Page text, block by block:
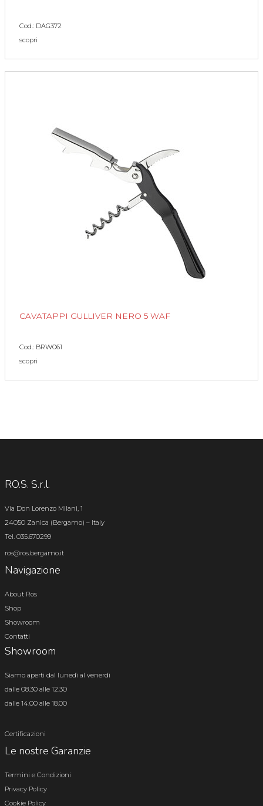
Cod.: DAG372
scopri
CAVATAPPI GULLIVER NERO 5 WAF
Cod.: BRW061
scopri
RO.S. S.r.l.
Via Don Lorenzo Milani, 1
24050 Zanica (Bergamo) – Italy
Tel. 035.670299
ros@ros.bergamo.it
Navigazione
About Ros
Shop
Showroom
Contatti
Showroom
Siamo aperti dal lunedì al venerdì
dalle 08.30 alle 12.30
dalle 14.00 alle 18.00
Certificazioni
Le nostre Garanzie
Termini e Condizioni
Privacy Policy
Cookie Policy